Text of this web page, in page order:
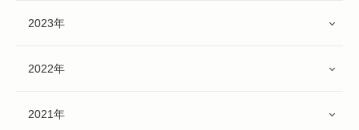
2023年
2022年
2021年